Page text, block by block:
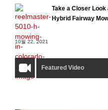
Take a Closer
Hybrid Fairway
10월 22, 2021
Featured Video